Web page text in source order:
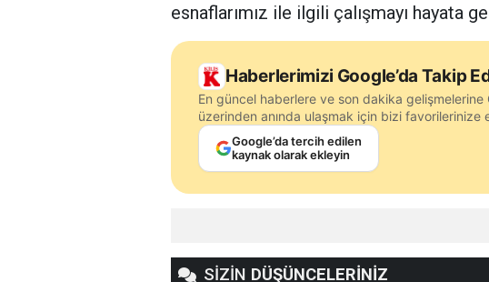
esnaflarımız ile ilgili çalışmayı
Haberlerimizi Google’da Takip
En güncel haberlere ve son dakika gelişmelerine
üzerinden anında ulaşmak için bizi favorilerinize
Google’da tercih edilen
kaynak olarak ekleyin
SİZİN DÜŞÜNCELERİNİZ